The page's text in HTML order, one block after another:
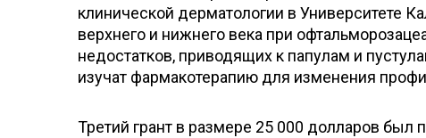
клинической дерматологии в Университете
верхнего и нижнего века при
недостатков, приводящих к папулам и
изучат фармакотерапию для изменения
Третий грант в размере 25 000 долларов был